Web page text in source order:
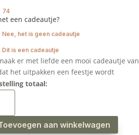
74
een cadeautje?
Nee, het is geen cadeautje
Dit is een cadeautje
er met liefde een mooi cadeautje
het uitpakken een feestje wordt
totaal:
aan winkelwagen